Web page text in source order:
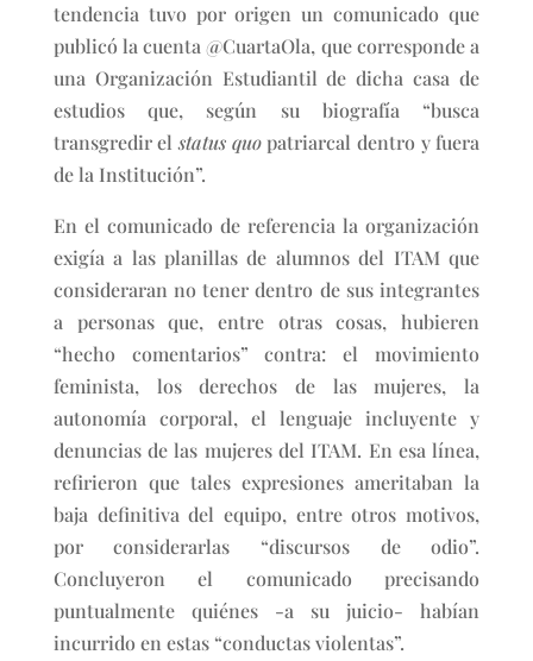
tendencia tuvo por origen un comunicado que
publicó la cuenta @CuartaOla, que corresponde a
una Organización Estudiantil de dicha casa de
estudios que, según su biografía “busca
transgredir elstatus quopatriarcal dentro y fuera
de la Institución”.
En el comunicado de referencia la organización
exigía a las planillas de alumnos del ITAM que
consideraran no tener dentro de sus integrantes
a personas que, entre otras cosas, hubieren
“hecho comentarios” contra: el movimiento
feminista, los derechos de las mujeres, la
autonomía corporal, el lenguaje incluyente y
denuncias de las mujeres del ITAM. En esa línea,
refirieron que tales expresiones ameritaban la
baja definitiva del equipo, entre otros motivos,
por considerarlas “discursos de odio”.
Concluyeron el comunicado precisando
puntualmente quiénes -a su juicio- habían
incurrido en estas “conductas violentas”.